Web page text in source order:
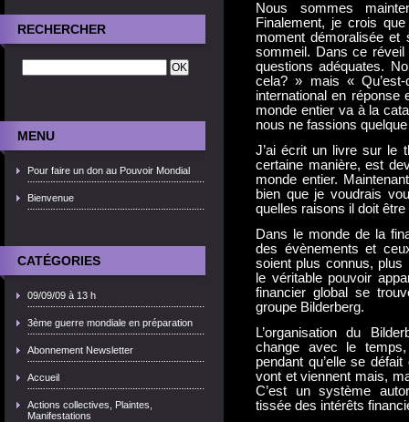
RECHERCHER
MENU
Pour faire un don au Pouvoir Mondial
Bienvenue
CATÉGORIES
09/09/09 à 13 h
3ème guerre mondiale en préparation
Abonnement Newsletter
Accueil
Actions collectives, Plaintes,
Manifestations
Nous sommes
Finalement, je crois
moment démoralisée et
sommeil. Dans ce
questions adéquates.
cela? » mais «
international en réponse
monde entier va à la
nous ne fassions
J’ai écrit un livre sur le
certaine manière, est
monde entier.
bien que je voudrais
quelles raisons il doit être
Dans le monde de la
des évènements et
soient plus connus, plus
le véritable pouvoir
financier global se
groupe Bilderberg.
L’organisation du
change avec le
pendant qu’elle se
vont et viennent mais,
C’est un système
tissée des intérêts